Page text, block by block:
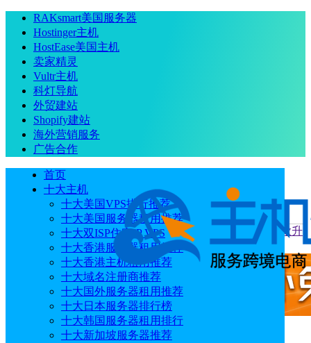
RAKsmart美国服务器
Hostinger主机
HostEase美国主机
卖家精灵
Vultr主机
科灯导航
外贸建站
Shopify建站
海外营销服务
广告合作
首页
十大主机
十大美国VPS排行推荐
十大美国服务器租用推荐
十大双ISP住宅IP VPS
十大香港服务器租用推荐
十大香港主机租用推荐
十大域名注册商推荐
十大国外服务器租用推荐
十大日本服务器排行榜
十大韩国服务器租用排行
十大新加坡服务器推荐
当前位置：首页 优惠码 Database Mart黑五优惠加码 促销款升
级 VPS/独服/GPU服务器循环折扣低至2折$0.99/月起